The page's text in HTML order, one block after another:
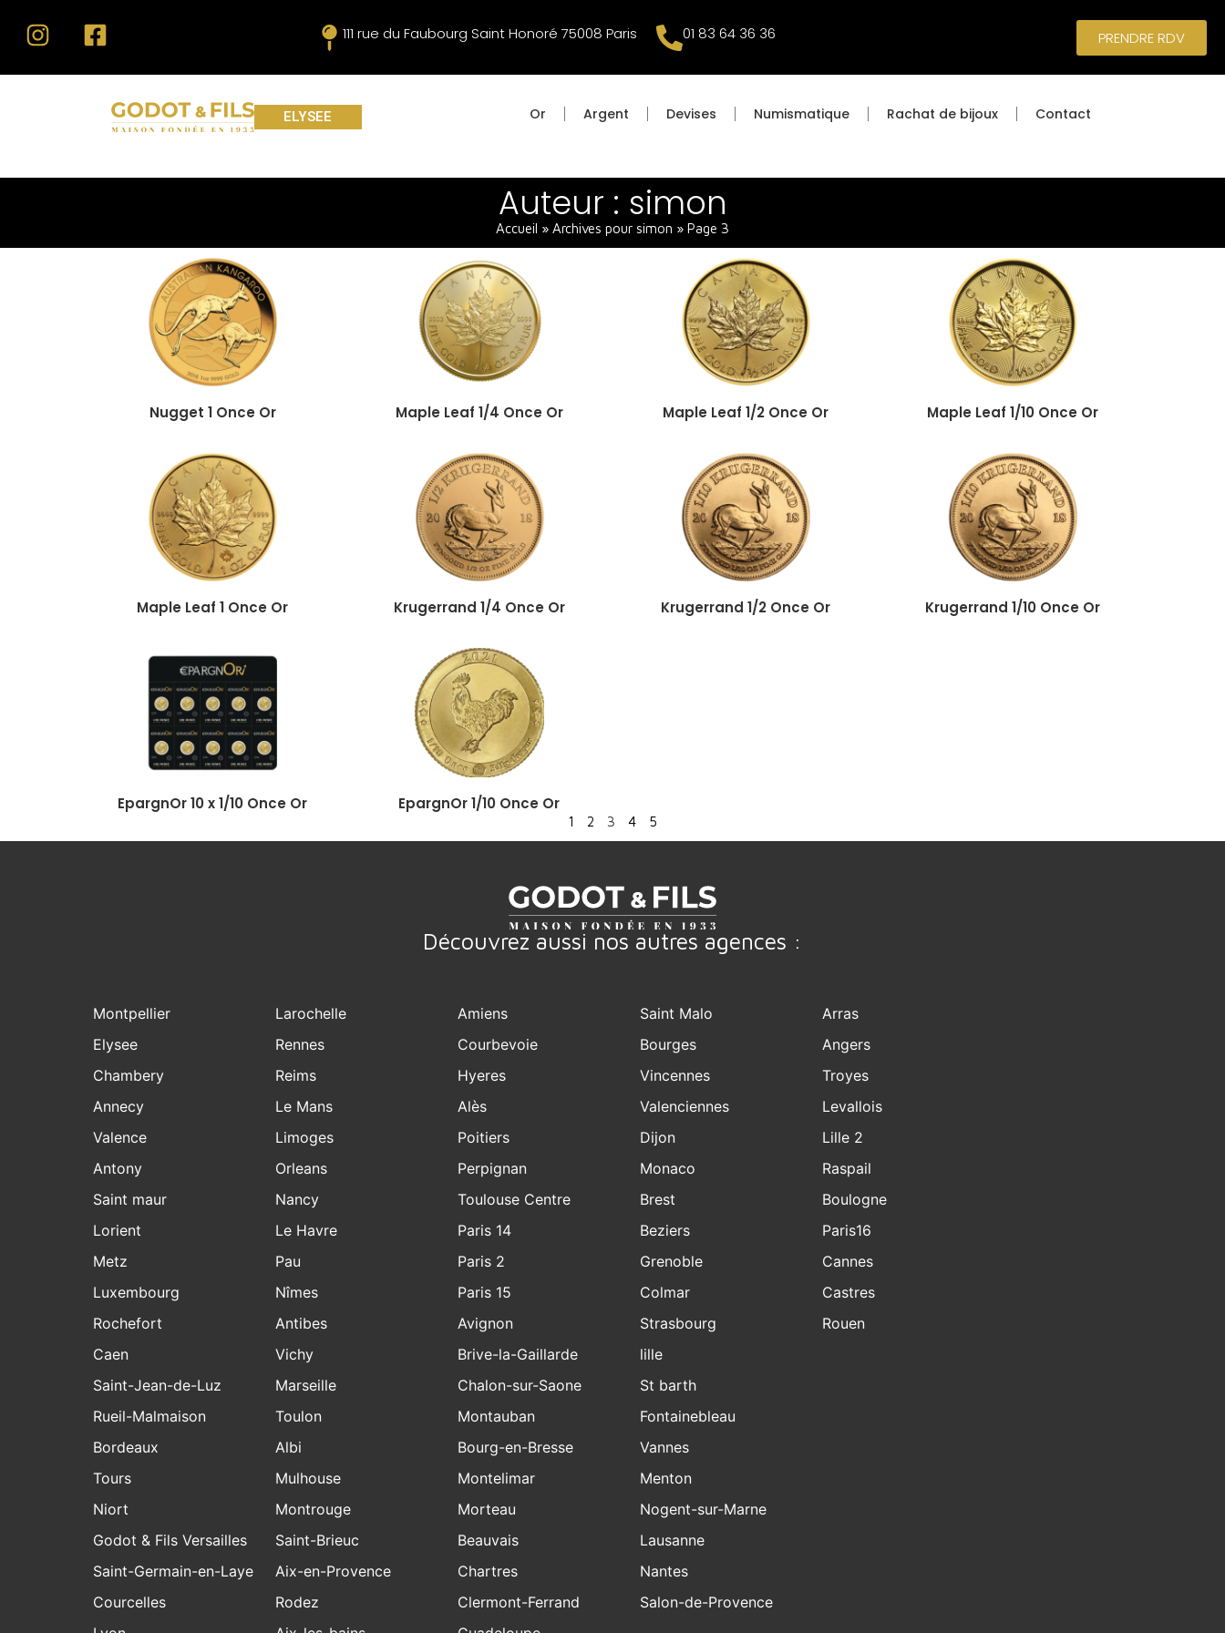
111 rue du Faubourg Saint Honoré 75008 Paris 01 83 64 36 36 PRENDRE RDV
ELYSEE Or Argent Devises Numismatique Rachat de bijoux Contact
Auteur : simon
Accueil » Archives pour simon » Page 3
Nugget 1 Once Or Maple Leaf 1/4 Once Or Maple Leaf 1/2 Once Or Maple Leaf 1/10 Once Or
Maple Leaf 1 Once Or Krugerrand 1/4 Once Or Krugerrand 1/2 Once Or Krugerrand 1/10 Once Or
EpargnOr 10 x 1/10 Once Or EpargnOr 1/10 Once Or
1 2 3 4 5
Découvrez aussi nos autres agences :
Montpellier
Elysee
Chambery
Annecy
Valence
Antony
Saint maur
Lorient
Metz
Luxembourg
Rochefort
Larochelle
Rennes
Reims
Le Mans
Limoges
Orleans
Nancy
Le Havre
Pau
Nîmes
Antibes
Amiens
Courbevoie
Hyeres
Alès
Poitiers
Perpignan
Toulouse Centre
Paris 14
Paris 2
Paris 15
Avignon
Saint Malo
Bourges
Vincennes
Valenciennes
Dijon
Monaco
Brest
Beziers
Grenoble
Colmar
Strasbourg
Arras
Angers
Troyes
Levallois
Lille 2
Raspail
Boulogne
Paris16
Cannes
Castres
Rouen
Caen
Saint-Jean-de-Luz
Rueil-Malmaison
Bordeaux
Tours
Niort
Godot & Fils Versailles
Saint-Germain-en-Laye
Courcelles
Vichy
Marseille
Toulon
Albi
Mulhouse
Montrouge
Saint-Brieuc
Aix-en-Provence
Rodez
Brive-la-Gaillarde
Chalon-sur-Saone
Montauban
Bourg-en-Bresse
Montelimar
Morteau
Beauvais
Chartres
Clermont-Ferrand
lille
St barth
Fontainebleau
Vannes
Menton
Nogent-sur-Marne
Lausanne
Nantes
Salon-de-Provence